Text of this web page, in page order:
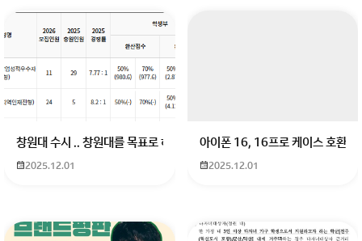
회원가입 혹은 광고 [X]를 누르면 내용이 보입니다
창원대 수시 .. 창원대를 목표로 하고 있는 09년생입니다 지금 제 내신이 5
2025.12.01
아이폰 16, 16프로 케이스 호환
2025.12.01